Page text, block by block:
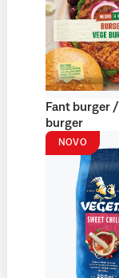
Fant burger
burger
NOVO